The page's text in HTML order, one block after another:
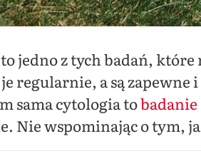
jedno z tych badań, które
regularnie, a są
sama cytologia tobadanie
Nie wspominając o tym,